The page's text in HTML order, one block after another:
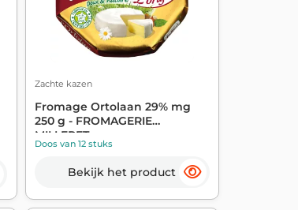
Zachte kazen
Fromage Ortolaan 29% mg
250 g - FROMAGERIE
MILLERET
Doos van 12 stuks
Bekijk het product